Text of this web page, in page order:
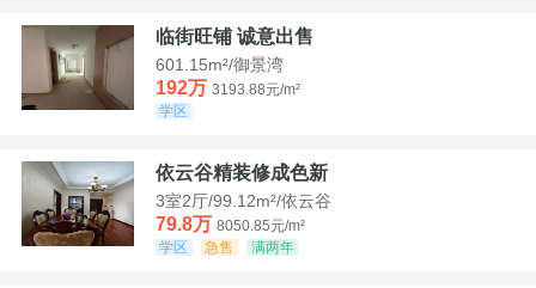
临街旺铺 诚意出售
601.15m²/御景湾
192万 3193.88元/m²
学区
依云谷精装修成色新
3室2厅/99.12m²/依云谷
79.8万 8050.85元/m²
学区
急售 满两年